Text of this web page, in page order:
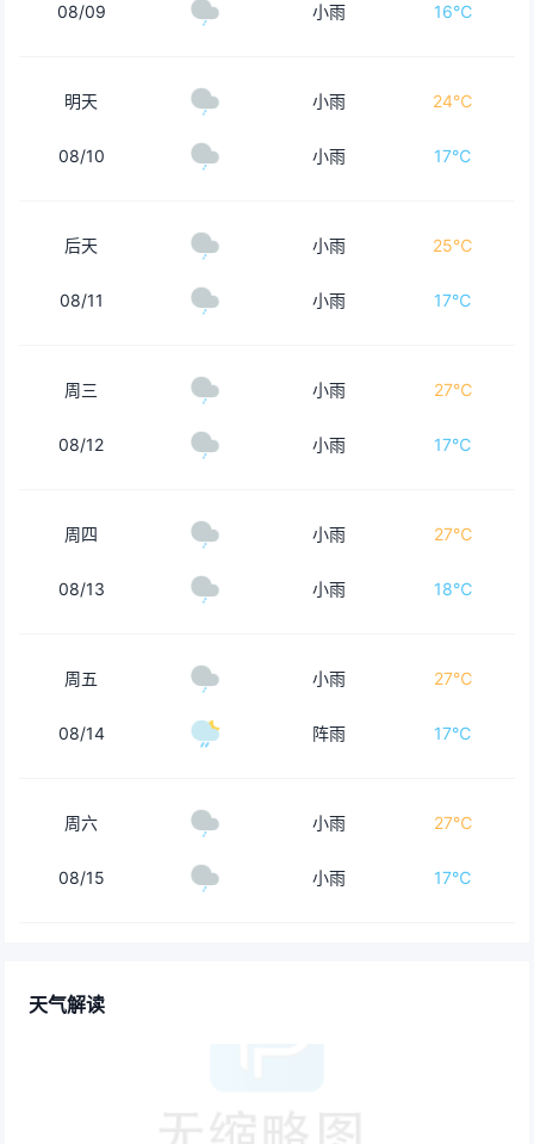
08/09 小雨 16℃
明天 小雨 24℃
08/10 小雨 17℃
后天 小雨 25℃
08/11 小雨 17℃
周三 小雨 27℃
08/12 小雨 17℃
周四 小雨 27℃
08/13 小雨 18℃
周五 小雨 27℃
08/14 阵雨 17℃
周六 小雨 27℃
08/15 小雨 17℃
天气解读